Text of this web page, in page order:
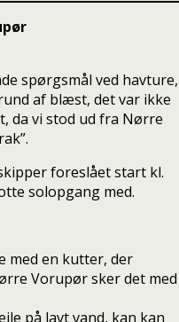
spørgsmål ved havture,
af blæst, det var ikke
da vi stod ud fra Nørre
foreslået start kl.
solopgang med.
med en kutter, der
Vorupør sker det med
på lavt vand, kan kan